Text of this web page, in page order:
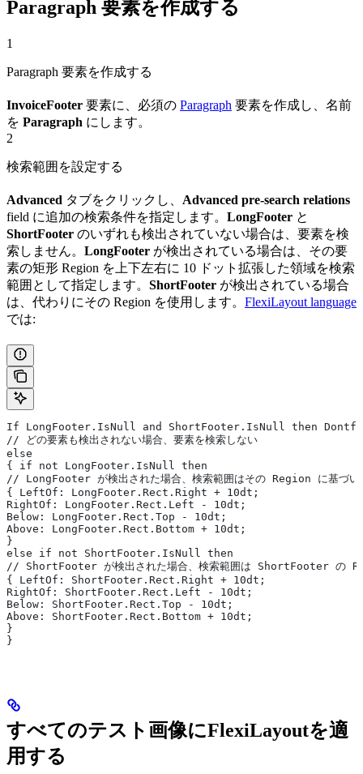
Paragraph 要素を作成する
1
Paragraph 要素を作成する
InvoiceFooter 要素に、必須の Paragraph 要素を作成し、名前
を Paragraph にします。
2
検索範囲を設定する
Advanced タブをクリックし、 Advanced pre-search relations
field に追加の検索条件を指定します。 LongFooter と
ShortFooter のいずれも検出されていない場合は、要素を検
索しません。 LongFooter が検出されている場合は、その要
素の矩形 Region を上下左右に 10 ドット拡張した領域を検索
範囲として指定します。 ShortFooter が検出されている場合
は、代わりにその Region を使用します。 FlexiLayout language
では:
If LongFooter.IsNull and ShortFooter.IsNull then
// どの要素も検出されない場合、要素を検索しない
else
{ if not LongFooter.IsNull then
// LongFooter が検出された場合、検索範囲はその Region に基づい
{ LeftOf: LongFooter.Rect.Right + 10dt;
RightOf: LongFooter.Rect.Left - 10dt;
Below: LongFooter.Rect.Top - 10dt;
Above: LongFooter.Rect.Bottom + 10dt;
}
else if not ShortFooter.IsNull then
// ShortFooter が検出された場合、検索範囲は ShortFooter の
{ LeftOf: ShortFooter.Rect.Right + 10dt;
RightOf: ShortFooter.Rect.Left - 10dt;
Below: ShortFooter.Rect.Top - 10dt;
Above: ShortFooter.Rect.Bottom + 10dt;
}
}
すべてのテスト画像にFlexiLayoutを適
用する